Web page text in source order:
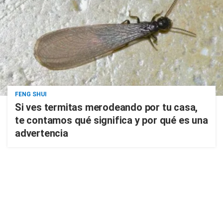
FENG SHUI
Si ves termitas merodeando por tu casa,
te contamos qué significa y por qué es una
advertencia